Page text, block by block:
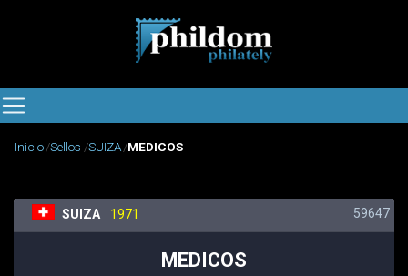
Inicio Sellos SUIZA MEDICOS
SUIZA 1971 59647
MEDICOS